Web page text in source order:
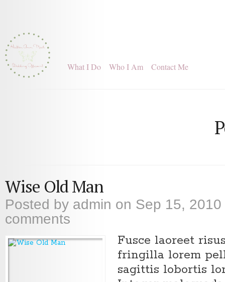
What I Do Who I Am Contact Me
Wise Old Man
Posted by admin on Sep 15,
comments
Fusce laoreet
fringilla lorem
sagittis lobortis